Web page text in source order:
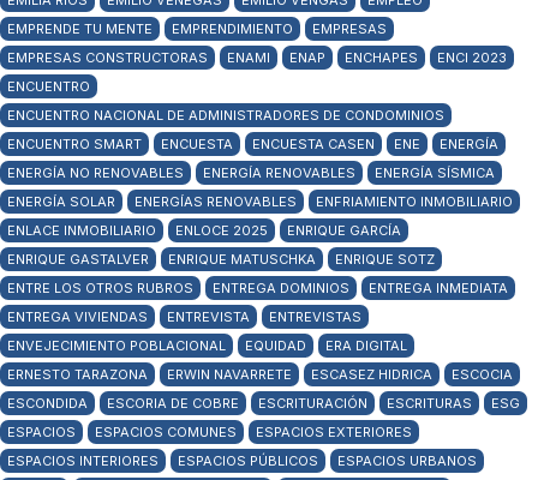
EMPRENDE TU MENTE
EMPRENDIMIENTO
EMPRESAS
EMPRESAS CONSTRUCTORAS
ENAMI ENAP ENCHAPES
ENCI 2023
ENCUENTRO
ENCUENTRO NACIONAL DE ADMINISTRADORES DE CONDOMINIOS
ENCUENTRO SMART
ENCUESTA ENCUESTA CASEN ENE
ENERGÍA
ENERGÍA NO RENOVABLES
ENERGÍA RENOVABLES
ENERGÍA SÍSMICA
ENERGÍA SOLAR
ENERGÍAS RENOVABLES
ENFRIAMIENTO INMOBILIARIO
ENLACE INMOBILIARIO
ENLOCE 2025
ENRIQUE GARCÍA
ENRIQUE GASTALVER
ENRIQUE MATUSCHKA
ENRIQUE SOTZ
ENTRE LOS OTROS RUBROS
ENTREGA DOMINIOS
ENTREGA INMEDIATA
ENTREGA VIVIENDAS
ENTREVISTA
ENTREVISTAS
ENVEJECIMIENTO POBLACIONAL
EQUIDAD
ERA DIGITAL
ERNESTO TARAZONA
ERWIN NAVARRETE ESCASEZ HIDRICA
ESCOCIA
ESCONDIDA
ESCORIA DE COBRE ESCRITURACIÓN ESCRITURAS
ESG
ESPACIOS
ESPACIOS COMUNES
ESPACIOS EXTERIORES
ESPACIOS INTERIORES
ESPACIOS PÚBLICOS
ESPACIOS URBANOS